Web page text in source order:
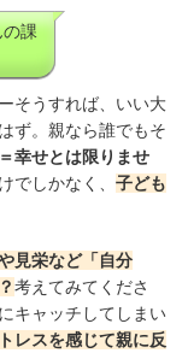
の課
そうすれば、いい大
ず。親なら誰でもそ
幸せとは限りませ
でしかなく、 子ども
見栄など「自分
考えてみてくださ
キャッチしてしまい
レスを感じて親に反